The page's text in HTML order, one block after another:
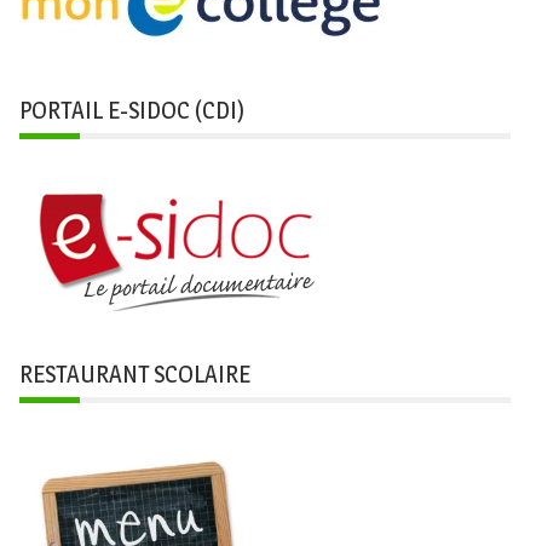
PORTAIL E-SIDOC (CDI)
RESTAURANT SCOLAIRE